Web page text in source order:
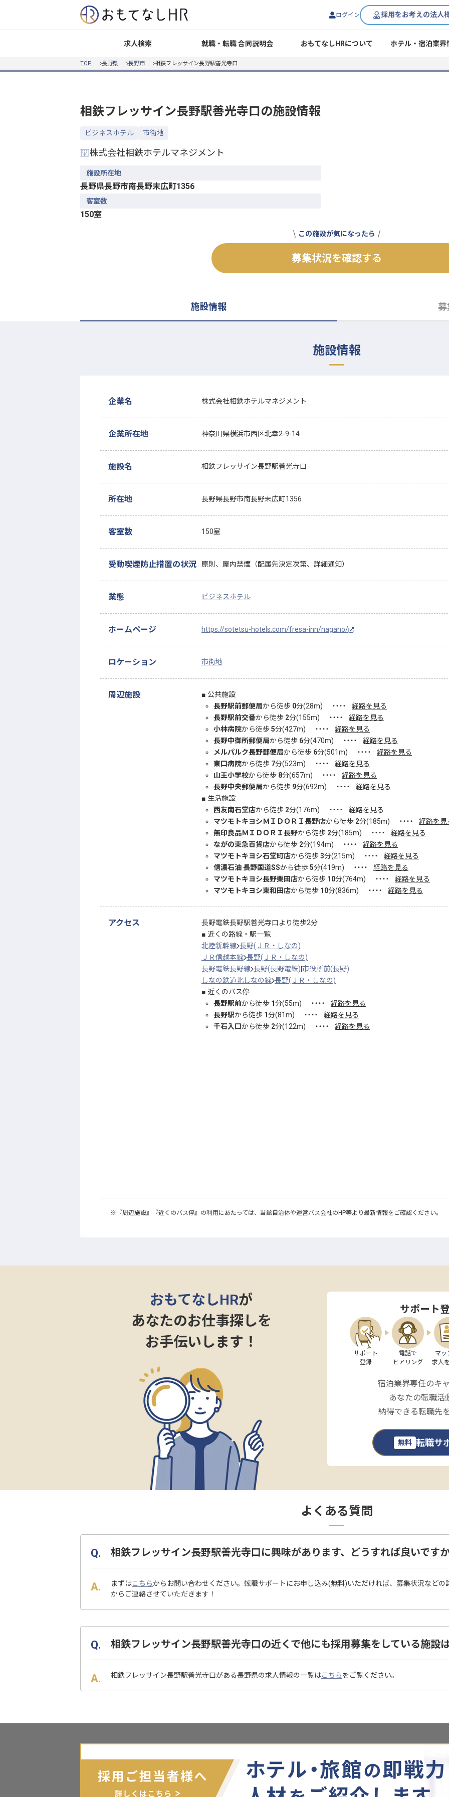
ログイン 採用をお考えの法人
求人検索 就職・転職 合同説明会 おもてなしHRについて ホテル・宿泊業界
TOP 長野県 長野市 相鉄フレッサイン長野駅善光寺口
相鉄フレッサイン長野駅善光寺口 の施設情報
ビジネスホテル 市街地
株式会社相鉄ホテルマネジメント
施設所在地
長野県長野市南長野末広町1356
客室数
150室
この施設が気になったら
募集状況を確認する
施設情報 募
施設情報
企業名 株式会社相鉄ホテルマネジメント
企業所在地 神奈川県横浜市西区北幸2-9-14
施設名 相鉄フレッサイン長野駅善光寺口
所在地 長野県長野市南長野末広町1356
客室数 150室
受動喫煙防止措置の状況 原則、屋内禁煙（配属先決定次第、詳細通知）
業態 ビジネスホテル
ホームページ https://sotetsu-hotels.com/fresa-inn/nagano/
ロケーション 市街地
周辺施設
公共施設
長野駅前郵便局から徒歩 0分(28m) ・・・・
経路を見る
長野駅前交番から徒歩 2分(155m) ・・・・
経路を見る
小林病院から徒歩5分(427m) ・・・・
経路を見る
長野中御所郵便局から徒歩 6分(470m) ・・・・
経路を見る
メルパルク長野郵便局から徒歩 6分(501m) ・・・・
経路を見る
東口病院から徒歩 7分(523m) ・・・・
経路を見る
山王小学校から徒歩 8分(657m) ・・・・
経路を見る
長野中央郵便局から徒歩 9分(692m) ・・・・
経路を見る
生活施設
西友南石堂店から徒歩 2分(176m) ・・・・
経路を見る
マツモトキヨシＭＩＤＯＲＩ長野店から徒歩 2分(185m) ・・・・
経路を見
無印良品ＭＩＤＯＲＩ長野から徒歩 2分(185m) ・・・・
経路を見る
ながの東急百貨店から徒歩 2分(194m) ・・・・
経路を見る
マツモトキヨシ石堂町店から徒歩3分(215m) ・・・・
経路を見る
信濃石油 長野国道SSから徒歩5分(419m) ・・・・
経路を見る
マツモトキヨシ長野栗田店から徒歩 10分(764m) ・・・・
経路を見る
マツモトキヨシ東和田店から徒歩 10分(836m) ・・・・ 経路を見る
アクセス
長野電鉄長野駅善光寺口より徒歩2分
近くの路線・駅一覧
北陸新幹線 長野(ＪＲ・しなの)
ＪＲ信越本線 長野(ＪＲ・しなの)
長野電鉄長野線 長野(長野電鉄) 市役所前(長野)
しなの鉄道北しなの線 長野(ＪＲ・しなの)
近くのバス停
長野駅前から徒歩 1分(55m) ・・・・
経路を見る
長野駅から徒歩 1分(81m) ・・・・
経路を見る
千石入口から徒歩 2分(122m) ・・・・ 経路を見る
※ 『周辺施設』 『近くのバス停』 の利用にあたっては、当該自治体や運営バス会社のHP等より最新情報をご確認ください。
おもてなしHRが
あなたのお仕事探しを
お手伝いします！
サポート
サポート
登録
電話で
ヒアリング
マッ
求人
宿泊業界専任のキ
あなたの転職活
納得できる転職先
無料 転職サ
よくある質問
相鉄フレッサイン長野駅善光寺口に興味があります、どうすれば良いです
まずはこちらからお問い合わせください。転職サポートにお申し込み(無料)いただければ、募集状況などの
からご連絡させていただきます！
相鉄フレッサイン長野駅善光寺口の近くで他にも採用募集をしている施設
相鉄フレッサイン長野駅善光寺口がある長野県の求人情報の一覧はこちらをご覧ください。